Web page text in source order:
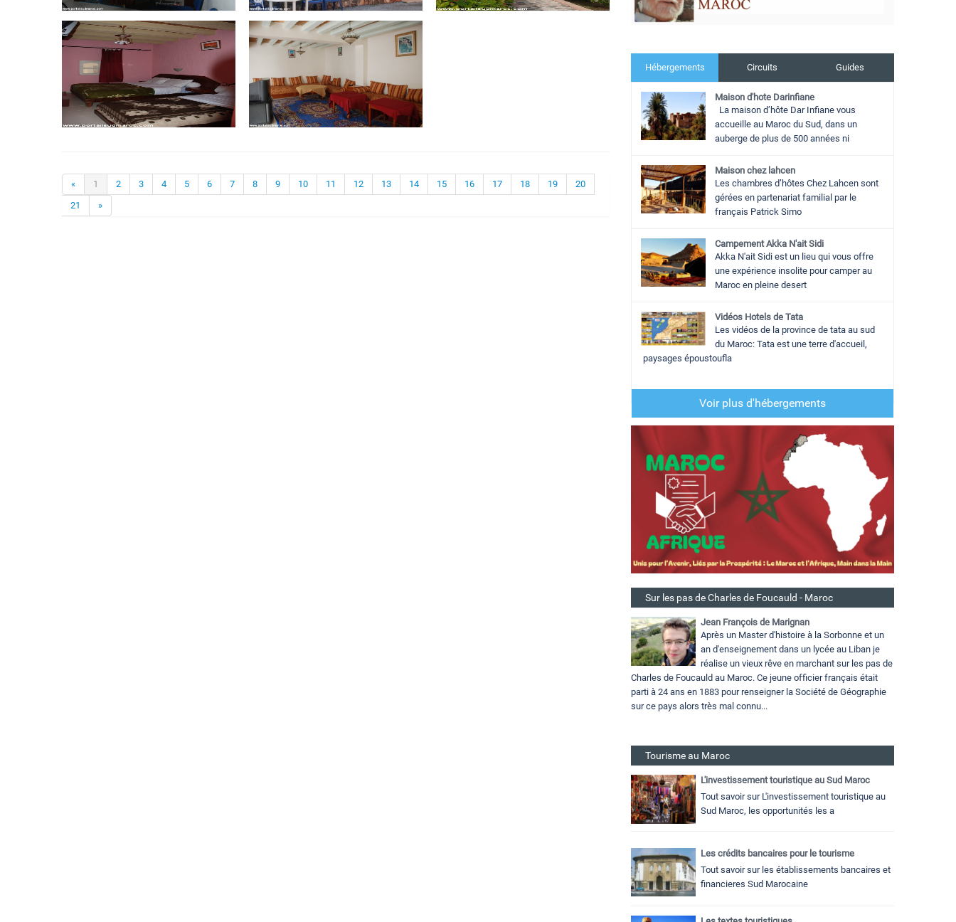
« 1 2 3 4 5 6 7 8 9 10 11 12 13 14 15 16 17 18 19
20
21
»
Hébergements Circuits Guides
Maison d'hote Darinfiane
La maison d’hôte Dar Infiane vous
accueille au Maroc du Sud, dans un
auberge de plus de 500 années ni
Maison chez lahcen
Les chambres d’hôtes Chez Lahcen sont
gérées en partenariat familial par le
français Patrick Simo
Campement Akka N'ait Sidi
Akka N'ait Sidi est un lieu qui vous offre
une expérience insolite pour camper au
Maroc en pleine desert
Vidéos Hotels de Tata
Les vidéos de la province de tata au sud
du Maroc: Tata est une terre d'accueil,
paysages époustoufla
Voir plus d'hébergements
Sur les pas de Charles de Foucauld - Maroc
Jean François de Marignan
Après un Master d'histoire à la Sorbonne et un
an d'enseignement dans un lycée au Liban je
réalise un vieux rêve en marchant sur les pas de
Charles de Foucauld au Maroc. Ce jeune officier français était
parti à 24 ans en 1883 pour renseigner la Société de Géographie
sur ce pays alors très mal connu...
Tourisme au Maroc
L'investissement touristique au Sud Maroc
Tout savoir sur L'investissement touristique au
Sud Maroc, les opportunités les a
Les crédits bancaires pour le tourisme
Tout savoir sur les établissements bancaires et
financieres Sud Marocaine